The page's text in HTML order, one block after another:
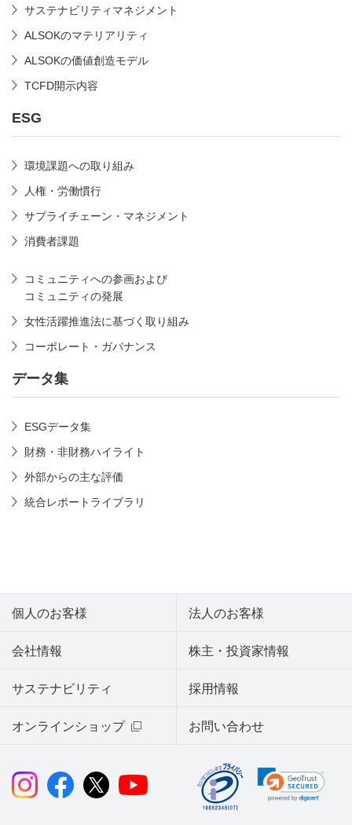
サステナビリティマネジメント
ALSOKのマテリアリティ
ALSOKの価値創造モデル
TCFD開示内容
ESG
環境課題への取り組み
人権・労働慣行
サプライチェーン・マネジメント
消費者課題
コミュニティへの参画および
コミュニティの発展
女性活躍推進法に基づく取り組み
コーポレート・ガバナンス
データ集
ESGデータ集
財務・非財務ハイライト
外部からの主な評価
統合レポートライブラリ
個人のお客様 法人のお客様
会社情報 株主・投資家情報
サステナビリティ
オンラインショップ お問い合わせ
採用情報